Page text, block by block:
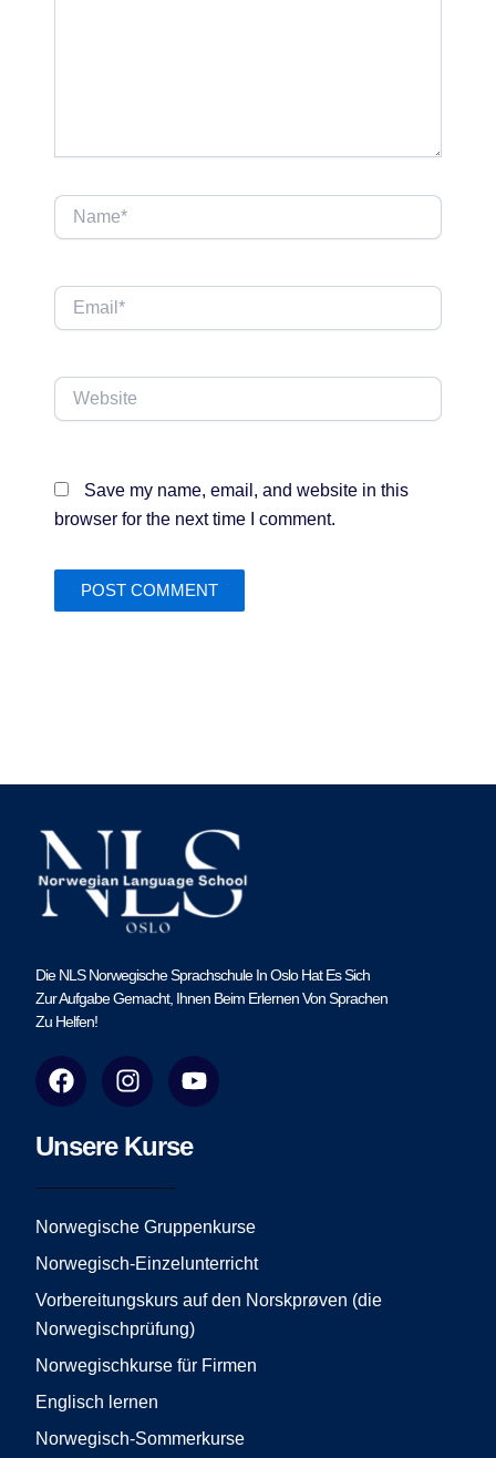
Name*
Email*
Website
Save my name, email, and website in this
browser for the next time I comment.
Die NLS Norwegische Sprachschule In Oslo Hat Es Sich
Zur Aufgabe Gemacht, Ihnen Beim Erlernen Von Sprachen
Zu Helfen!
F
a
e
o
o
I
n
t
g
r
m
Y
o
t
e
Unsere Kurse
Norwegische Gruppenkurse
Norwegisch-Einzelunterricht
Vorbereitungskurs auf den Norskprøven (die
Norwegischprüfung)
Norwegischkurse für Firmen
Englisch lernen
Norwegisch-Sommerkurse